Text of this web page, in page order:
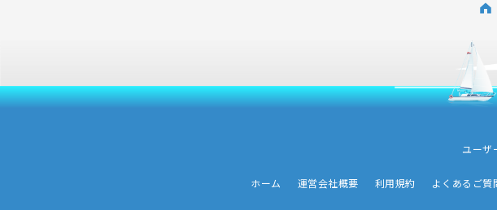
ユーザ
ホーム 運営会社概要 利用規約 よくあるご質